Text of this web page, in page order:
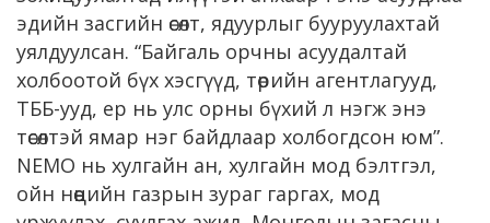
эдийн засгийн өсөлт, ядуурлыг бууруулахтай
уялдуулсан. “Байгаль орчны асуудалтай
холбоотой бүх хэсгүүд, төрийн агентлагууд,
ТББ-ууд, ер нь улс орны бүхий л нэгж энэ
төсөлтэй ямар нэг байдлаар холбогдсон юм”.
NEMO нь хулгайн ан, хулгайн мод бэлтгэл,
ойн нөөцийн газрын зураг гаргах, мод